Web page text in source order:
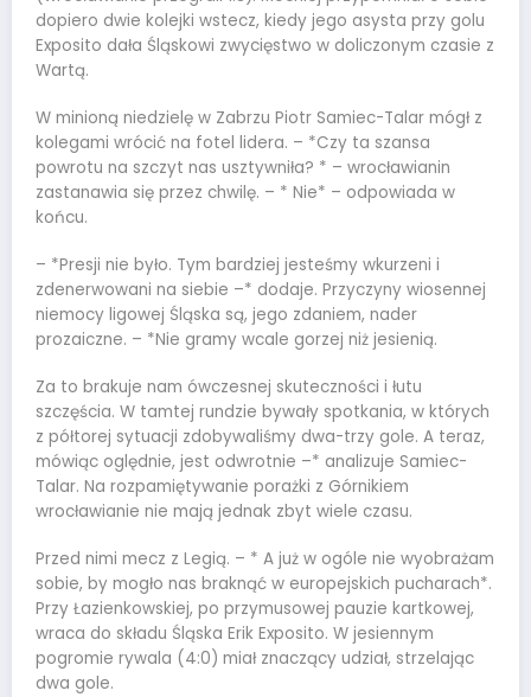
dopiero dwie kolejki wstecz, kiedy jego asysta przy golu
Exposito dała Śląskowi zwycięstwo w doliczonym czasie z
Wartą.
W minioną niedzielę w Zabrzu Piotr Samiec-Talar mógł z
kolegami wrócić na fotel lidera. – *Czy ta szansa
powrotu na szczyt nas usztywniła? * – wrocławianin
zastanawia się przez chwilę. – * Nie* – odpowiada w
końcu.
– *Presji nie było. Tym bardziej jesteśmy wkurzeni i
zdenerwowani na siebie –* dodaje. Przyczyny wiosennej
niemocy ligowej Śląska są, jego zdaniem, nader
prozaiczne. – *Nie gramy wcale gorzej niż jesienią.
Za to brakuje nam ówczesnej skuteczności i łutu
szczęścia. W tamtej rundzie bywały spotkania, w których
z półtorej sytuacji zdobywaliśmy dwa-trzy gole. A teraz,
mówiąc oględnie, jest odwrotnie –* analizuje Samiec-
Talar. Na rozpamiętywanie porażki z Górnikiem
wrocławianie nie mają jednak zbyt wiele czasu.
Przed nimi mecz z Legią. – * A już w ogóle nie wyobrażam
sobie, by mogło nas braknąć w europejskich pucharach*.
Przy Łazienkowskiej, po przymusowej pauzie kartkowej,
wraca do składu Śląska Erik Exposito. W jesiennym
pogromie rywala (4:0) miał znaczący udział, strzelając
dwa gole.